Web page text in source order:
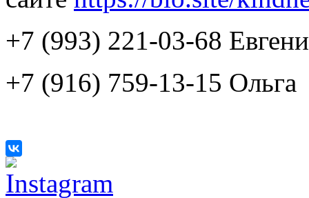
+7 (993) 221-03-68
+7 (916) 759-13-15 Ольга